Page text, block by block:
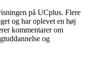
på UCplus. Flere
og har oplevet en høj
kommentarer om
og